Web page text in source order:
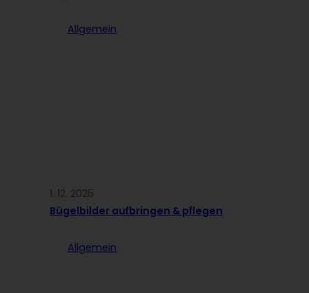
Allgemein
1. 12. 2025
Bügelbilder aufbringen & pflegen
Allgemein